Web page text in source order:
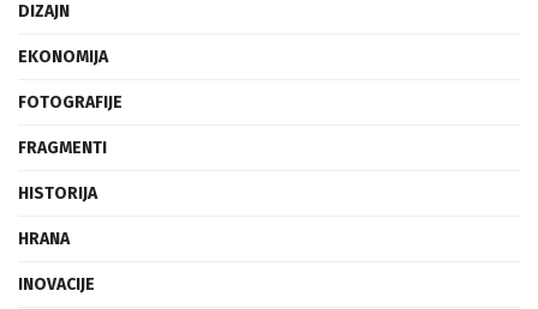
DIZAJN
EKONOMIJA
FOTOGRAFIJE
FRAGMENTI
HISTORIJA
HRANA
INOVACIJE